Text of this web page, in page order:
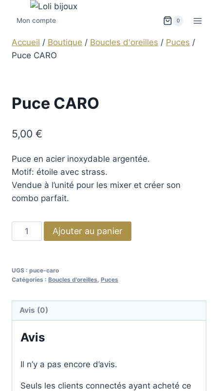
Mon compte 0
Accueil / Boutique / Boucles d'oreilles / Puces /
Puce CARO
Puce CARO
5,00 €
Puce en acier inoxydable argentée.
Motif: étoile avec strass.
Vendue à l’unité pour les mixer et créer son
combo parfait.
Ajouter au panier
UGS : puce-caro
Catégories : Boucles d'oreilles Puces
Avis (0)
Avis
Il n’y a pas encore d’avis.
Seuls les clients connectés ayant acheté ce